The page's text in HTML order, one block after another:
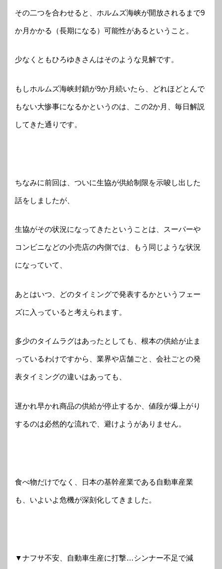
その二つを合わせると、ホルムズ海峡が開放されるまで9
か月かかる（長期になる）可能性があるということ。
少なくともひろゆきさんはそのような見解です。
もしホルムズ海峡封鎖が9か月続いたら、どれほどとんで
もない大惨事になるかというのは、この2か月、毎日解説
してきた通りです。
ちなみに前回は、ついに生協が供給制限を示唆し出した
話をしましたが、
生協がその状況になってきたということは、スーパーや
コンビニなどの小売店の内側では、もう同じような状況
になっていて、
あとはいつ、どのタイミングで発表するかというフェー
ズに入っていると考えられます。
多少のタイムラグはあったとしても、根本の供給が止ま
っているわけですから、業界や店舗ごと、会社ごとの発
表タイミングの違いはあっても、
遅かれ早かれ商品の供給が停止するか、値段が爆上がり
するのは必然的な流れで、避けようがありません。
食べ物だけでなく、日本の基幹産業である自動車産業
も、いよいよ危機が深刻化してきました。
▼ナフサ不安、自動車生産に打撃…シンナー不足で減